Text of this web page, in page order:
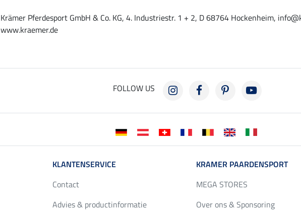
Krämer Pferdesport GmbH & Co. KG, 4. Industriestr. 1 + 2, D 68764 Hockenheim,
www.kraemer.de
FOLLOW US
KLANTENSERVICE
Contact
Advies & productinformatie
KRAMER PAARDENSPORT
MEGA STORES
Over ons & Sponsoring